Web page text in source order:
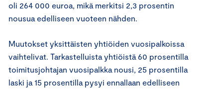
oli 264 000 euroa, mikä merkitsi 2,3 prosentin
nousua edelliseen vuoteen nähden.
Muutokset yksittäisten yhtiöiden vuosipalkoissa
vaihtelivat. Tarkastelluista yhtiöistä 60 prosentilla
toimitusjohtajan vuosipalkka nousi, 25 prosentilla
laski ja 15 prosentilla pysyi ennallaan edelliseen